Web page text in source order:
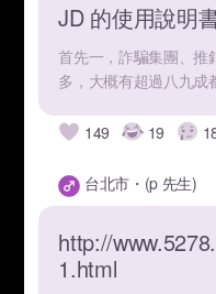
JD 的使用說明
首先一，詐騙集團、推
多，大概有超過八九
149 19
台北市・(p 先生)
http://
1.html